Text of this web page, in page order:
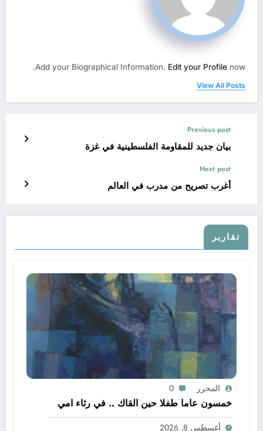
Add your Biographical Information. Edit your Profile now.
View All Posts
Previous post
بيان جديد للمقاومة الفلسطينية في غزة
Next post
أغرب تصريح من مدرب في العالم
تقارير
المحرر 0
خمسون عاما طفلا حين القاك .. في رثاء امي
أغسطس 8, 2026